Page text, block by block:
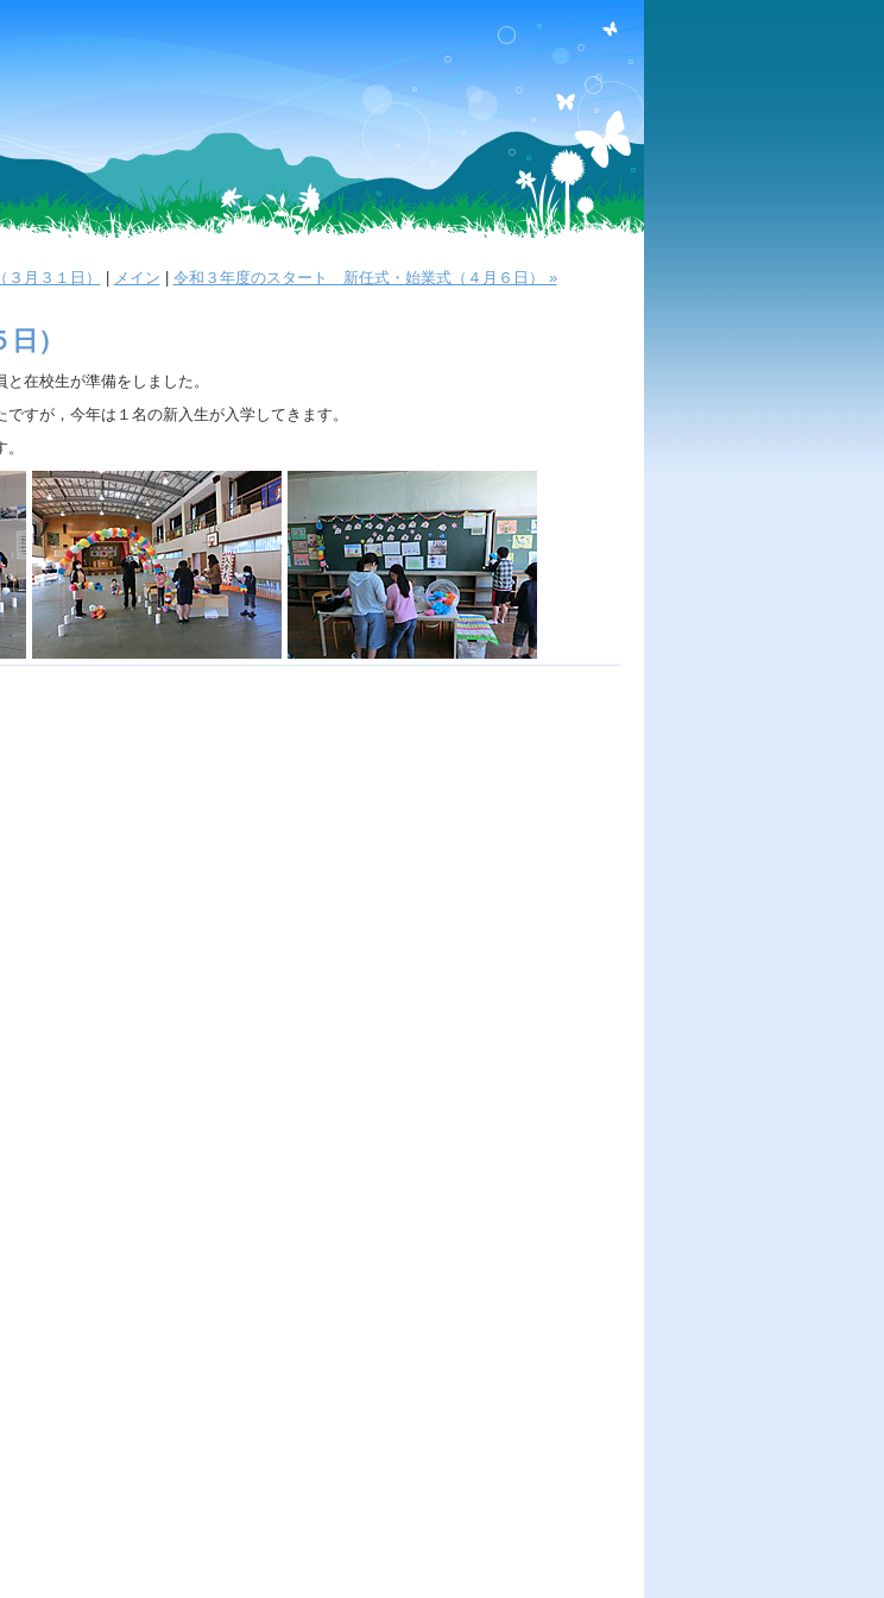
月３１日） メイン 令和３年度のスタート 新任式・始業式（４月６日） »
）
在校生が準備をしました。
すが，今年は１名の新入生が入学してきます。